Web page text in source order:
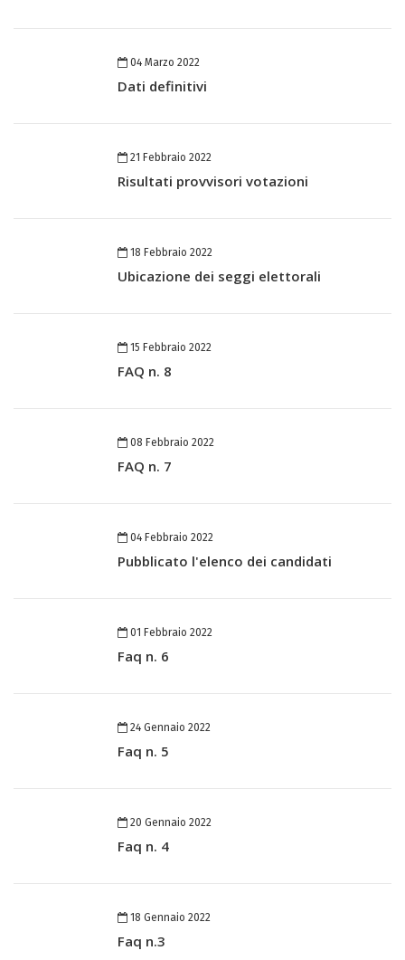
04 Marzo 2022
Dati definitivi
21 Febbraio 2022
Risultati provvisori votazioni
18 Febbraio 2022
Ubicazione dei seggi elettorali
15 Febbraio 2022
FAQ n. 8
08 Febbraio 2022
FAQ n. 7
04 Febbraio 2022
Pubblicato l'elenco dei candidati
01 Febbraio 2022
Faq n. 6
24 Gennaio 2022
Faq n. 5
20 Gennaio 2022
Faq n. 4
18 Gennaio 2022
Faq n.3